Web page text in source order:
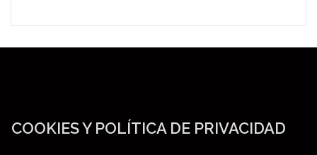
COOKIES Y POLÍTICA DE PRIVACIDAD